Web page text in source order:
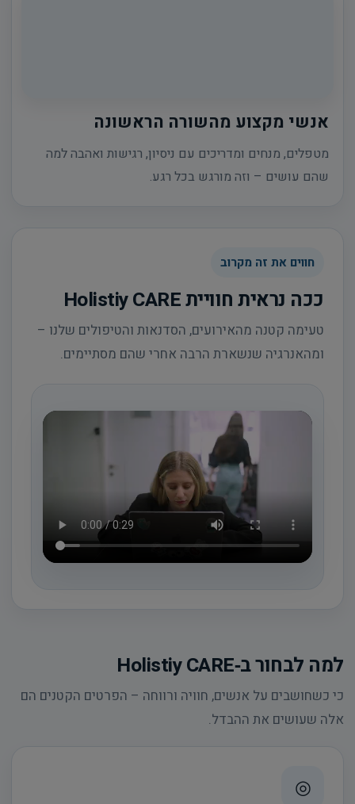
אנשי מקצוע מהשורה הראשונה
מטפלים, מנחים ומדריכים עם ניסיון, רגישות ואהבה למה
שהם עושים – וזה מורגש בכל רגע.
חווים את זה מקרוב
ככה נראית חוויית Holistiy CARE
טעימה קטנה מהאירועים, הסדנאות והטיפולים שלנו –
ומהאנרגיה שנשארת הרבה אחרי שהם מסתיימים.
למה לבחור ב‑Holistiy CARE
כי כשחושבים על אנשים, חוויה ורווחה – הפרטים הקטנים הם
אלה שעושים את ההבדל.
◎